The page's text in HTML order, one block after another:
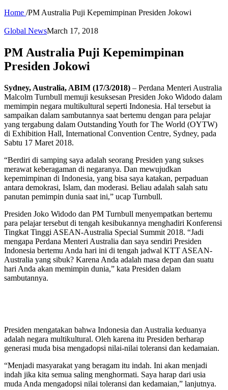
Home /PM Australia Puji Kepemimpinan Presiden Jokowi
Global NewsMarch 17, 2018
PM Australia Puji Kepemimpinan
Presiden Jokowi
Sydney, Australia, ABIM (17/3/2018) – Perdana Menteri Australia
Malcolm Turnbull memuji kesuksesan Presiden Joko Widodo dalam
memimpin negara multikultural seperti Indonesia. Hal tersebut ia
sampaikan dalam sambutannya saat bertemu dengan para pelajar
yang tergabung dalam Outstanding Youth for The World (OYTW)
di Exhibition Hall, International Convention Centre, Sydney, pada
Sabtu 17 Maret 2018.
“Berdiri di samping saya adalah seorang Presiden yang sukses
merawat keberagaman di negaranya. Dan mewujudkan
kepemimpinan di Indonesia, yang bisa saya katakan, perpaduan
antara demokrasi, Islam, dan moderasi. Beliau adalah salah satu
panutan pemimpin dunia saat ini,” ucap Turnbull.
Presiden Joko Widodo dan PM Turnbull menyempatkan bertemu
para pelajar tersebut di tengah kesibukannya menghadiri Konferensi
Tingkat Tinggi ASEAN-Australia Special Summit 2018. “Jadi
mengapa Perdana Menteri Australia dan saya sendiri Presiden
Indonesia bertemu Anda hari ini di tengah jadwal KTT ASEAN-
Australia yang sibuk? Karena Anda adalah masa depan dan suatu
hari Anda akan memimpin dunia,” kata Presiden dalam
sambutannya.
Presiden mengatakan bahwa Indonesia dan Australia keduanya
adalah negara multikultural. Oleh karena itu Presiden berharap
generasi muda bisa mengadopsi nilai-nilai toleransi dan kedamaian.
“Menjadi masyarakat yang beragam itu indah. Ini akan menjadi
indah jika kita semua saling menghormati. Saya harap dari usia
muda Anda mengadopsi nilai toleransi dan kedamaian,” lanjutnya.